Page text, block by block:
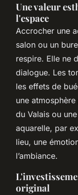
Une valeur
l'espace
Accrocher une
salon ou un
respire. Elle ne
dialogue. Les
les effets de
une
du Valais ou
aquarelle, par
lieu, une
l’ambiance.
original